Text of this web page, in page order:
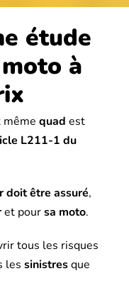
étude
à
même quad est
L211-1 du
doit être assuré,
et poursa moto.
tous les risques
les sinistresque